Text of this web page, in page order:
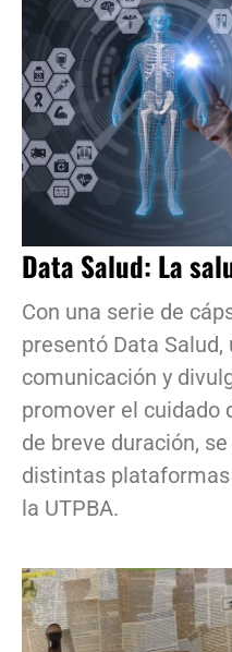
Data Salud: La
Con una serie de
presentó Data
comunicación y
promover el cuidado
de breve duración,
distintas plataformas
la UTPBA.